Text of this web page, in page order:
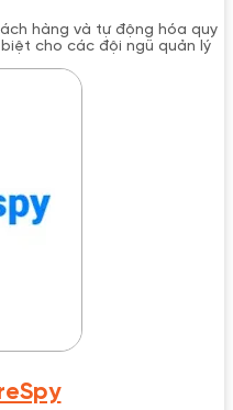
hàng và tự động hóa quy
cho các đội ngũ quản lý
hệ thống thống nhất.